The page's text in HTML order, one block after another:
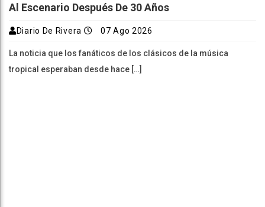
Al Escenario Después De 30 Años
Diario De Rivera 07 Ago 2026
La noticia que los fanáticos de los clásicos de la música
tropical esperaban desde hace […]